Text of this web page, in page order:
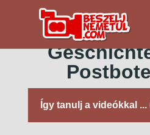
Így tanulj a videókkal